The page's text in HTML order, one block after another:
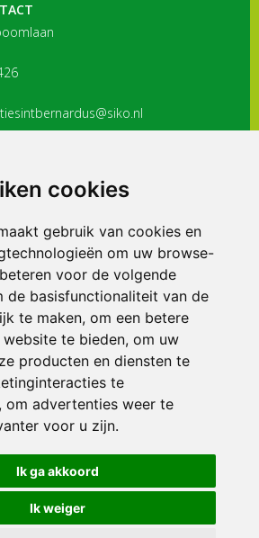
cookies
gebruik van cookies en
om uw browse-
voor de volgende
de basisfunctionaliteit van de
te maken, om een betere
te bieden, om uw
producten en diensten te
te
, om advertenties weer te
voor u zijn.
Ik ga akkoord
Ik weiger
ONDERDEEL VAN
| Alle rechten voorbehouden
| Klachtenregeling|RSIN en Anbi
voorkeuren
The MindOffice